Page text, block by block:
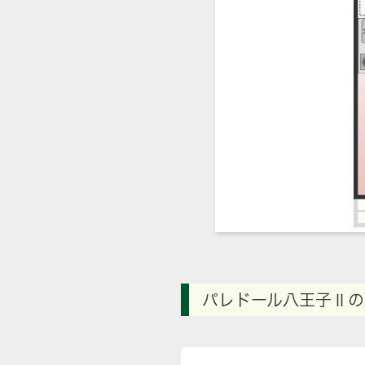
パレドール八王子Ⅱ